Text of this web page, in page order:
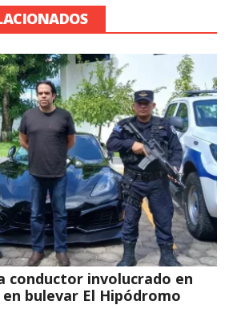
conductor involucrado en
bulevar El Hipódromo